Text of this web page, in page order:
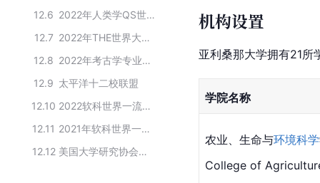
12.6
2022年人类学QS世界大学排名
12.7
2022年THE世界大学学科排名物理科学前100
12.8
2022年考古学专业QS世界大学排名
12.9 太平洋十二校联盟
12.10
2022软科世界一流学科排名-图书情报科学
12.11
2021年软科世界一流学科排名水资源工程前10高校
12.12
美国大学研究协会成员学校
机构设置
亚利桑那大学拥有21所
学院名称
农业、生命与环境科学
College of